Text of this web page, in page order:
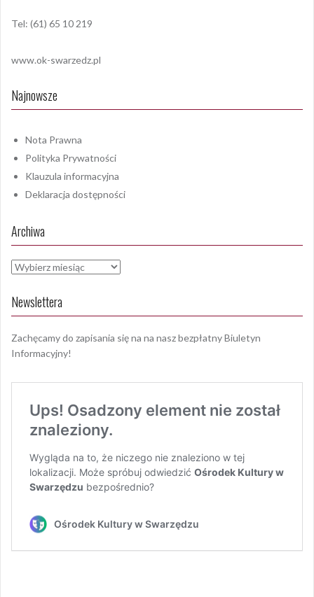
Tel: (61) 65 10 219
www.ok-swarzedz.pl
Najnowsze
Nota Prawna
Polityka Prywatności
Klauzula informacyjna
Deklaracja dostępności
Archiwa
Archiwa
Newslettera
Zachęcamy do zapisania się na na nasz bezpłatny Biuletyn
Informacyjny!